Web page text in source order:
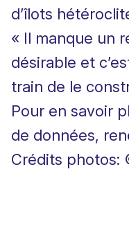
d’îlots
« Il manque un
désirable et
train de le
Pour en savoir
de données,
Crédits photos: